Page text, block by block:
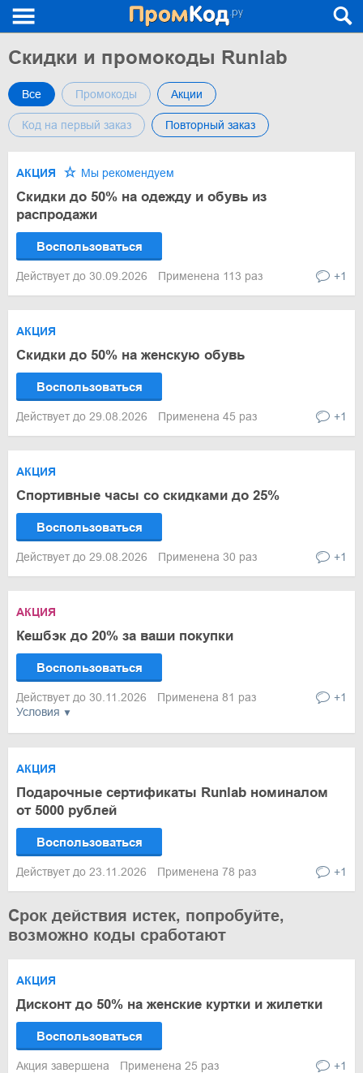
Скидки и промокоды Runlab
Все Промокоды Акции
Код на первый заказ Повторный заказ
АКЦИЯ Мы рекомендуем
Скидки до 50% на одежду и обувь из
распродажи
Воспользоваться
Действует до 30.09.2026 Применена 113 раз +1
АКЦИЯ
Скидки до 50% на женскую обувь
Воспользоваться
Действует до 29.08.2026 Применена 45 раз +1
АКЦИЯ
Спортивные часы со скидками до 25%
Воспользоваться
Действует до 29.08.2026 Применена 30 раз +1
Условия
АКЦИЯ
Кешбэк до 20% за ваши покупки
Воспользоваться
Действует до 30.11.2026 Применена 81 раз +1
АКЦИЯ
Подарочные сертификаты Runlab номиналом
от 5000 рублей
Воспользоваться
Действует до 23.11.2026 Применена 78 раз +1
Срок действия истек, попробуйте,
возможно коды сработают
АКЦИЯ
Дисконт до 50% на женские куртки и жилетки
Воспользоваться
Акция завершена Применена 25 раз +1